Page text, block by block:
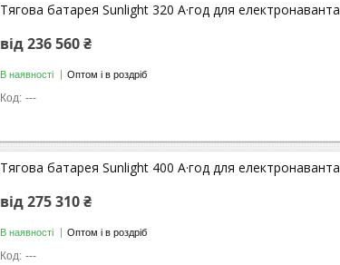
Тягова батарея Sunlight 320 А·год для
від 236 560 ₴
В наявності Оптом і в роздріб
---
Тягова батарея Sunlight 400 А·год для
від 275 310 ₴
В наявності Оптом і в роздріб
---